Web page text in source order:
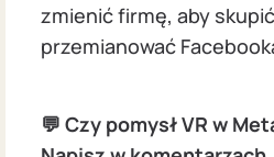
zmienić firmę, aby
przemianować
💬 Czy pomysł VR w